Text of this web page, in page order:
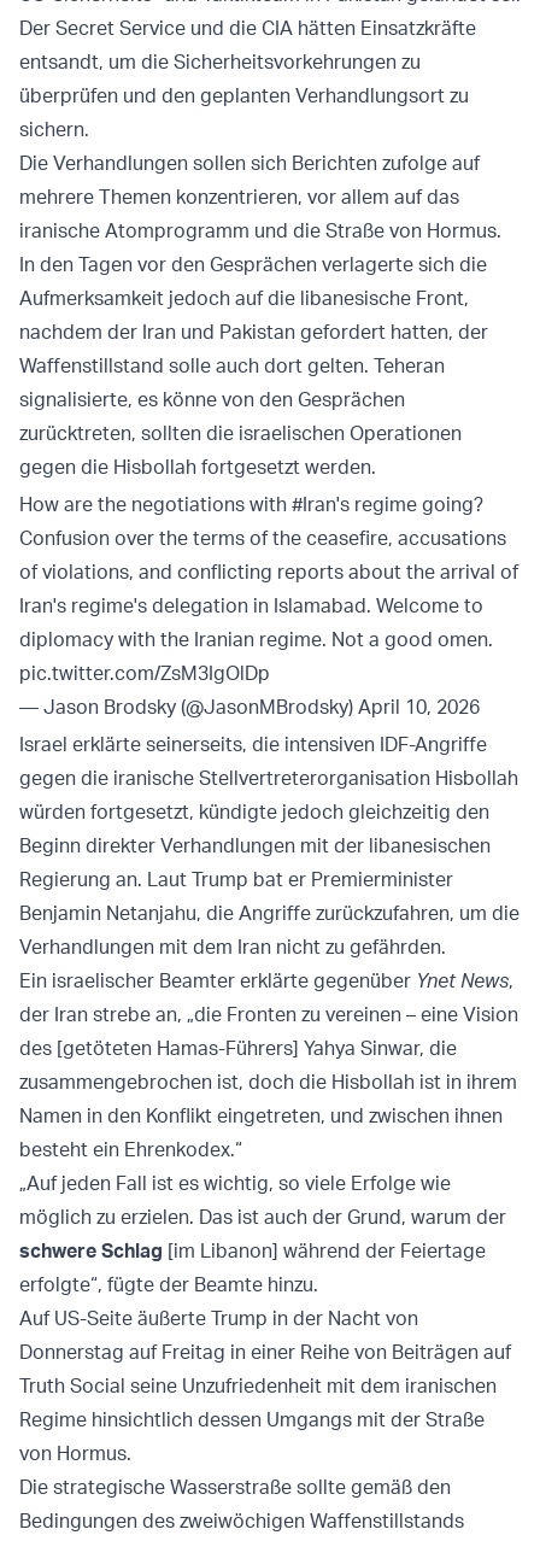
Der Secret Service und die CIA hätten Einsatzkräfte
entsandt, um die Sicherheitsvorkehrungen zu
überprüfen und den geplanten Verhandlungsort zu
sichern.
Die Verhandlungen sollen sich Berichten zufolge auf
mehrere Themen konzentrieren, vor allem auf das
iranische Atomprogramm und die Straße von Hormus.
In den Tagen vor den Gesprächen verlagerte sich die
Aufmerksamkeit jedoch auf die libanesische Front,
nachdem der Iran und Pakistan gefordert hatten, der
Waffenstillstand solle auch dort gelten. Teheran
signalisierte, es könne von den Gesprächen
zurücktreten, sollten die israelischen Operationen
gegen die Hisbollah fortgesetzt werden.
How are the negotiations with #Iran's regime going?
Confusion over the terms of the ceasefire, accusations
of violations, and conflicting reports about the arrival of
Iran's regime's delegation in Islamabad. Welcome to
diplomacy with the Iranian regime. Not a good omen.
pic.twitter.com/ZsM3IgOlDp
— Jason Brodsky (@JasonMBrodsky) April 10, 2026
Israel erklärte seinerseits, die intensiven IDF-Angriffe
gegen die iranische Stellvertreterorganisation Hisbollah
würden fortgesetzt, kündigte jedoch gleichzeitig den
Beginn direkter Verhandlungen mit der libanesischen
Regierung an. Laut Trump bat er Premierminister
Benjamin Netanjahu, die Angriffe zurückzufahren, um die
Verhandlungen mit dem Iran nicht zu gefährden.
Ein israelischer Beamter erklärte gegenüber Ynet News,
der Iran strebe an, „die Fronten zu vereinen – eine Vision
des [getöteten Hamas-Führers] Yahya Sinwar, die
zusammengebrochen ist, doch die Hisbollah ist in ihrem
Namen in den Konflikt eingetreten, und zwischen ihnen
besteht ein Ehrenkodex.“
„Auf jeden Fall ist es wichtig, so viele Erfolge wie
möglich zu erzielen. Das ist auch der Grund, warum der
schwere Schlag [im Libanon] während der Feiertage
erfolgte“, fügte der Beamte hinzu.
Auf US-Seite äußerte Trump in der Nacht von
Donnerstag auf Freitag in einer Reihe von Beiträgen auf
Truth Social seine Unzufriedenheit mit dem iranischen
Regime hinsichtlich dessen Umgangs mit der Straße
von Hormus.
Die strategische Wasserstraße sollte gemäß den
Bedingungen des zweiwöchigen Waffenstillstands